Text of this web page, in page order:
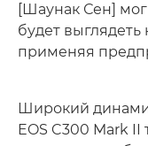
[Шаунак Сен] мог
будет
применяя
Широкий
EOS C300 Mark II